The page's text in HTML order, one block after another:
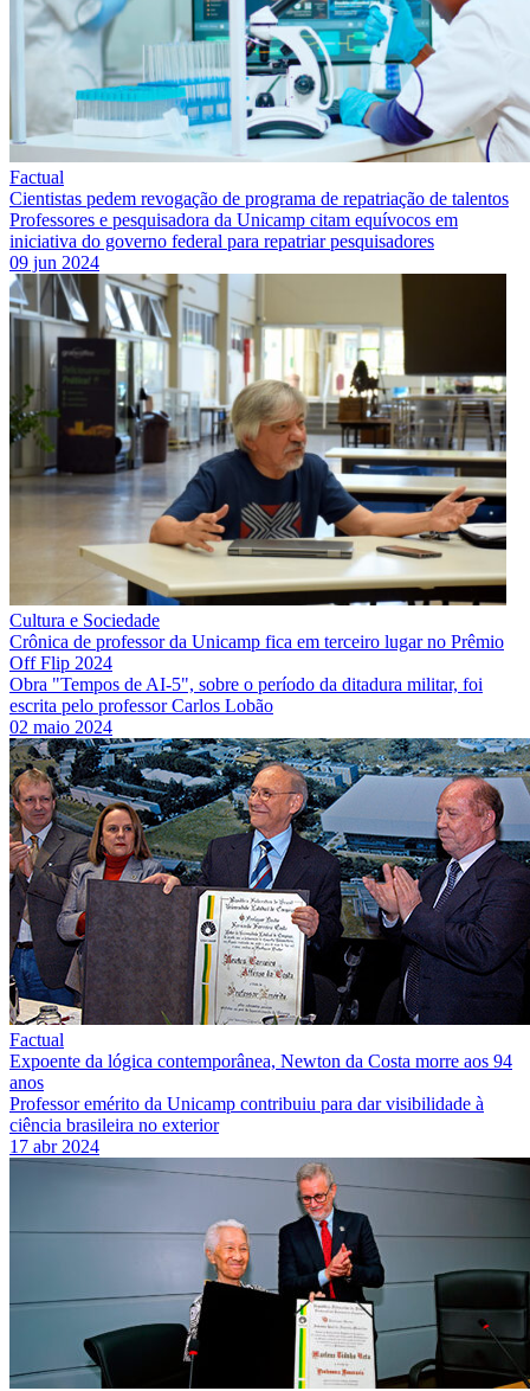
Factual
Cientistas pedem revogação de programa de repatriação de talentos
Professores e pesquisadora da Unicamp citam equívocos em
iniciativa do governo federal para repatriar pesquisadores
09 jun 2024
Cultura e Sociedade
Crônica de professor da Unicamp fica em terceiro lugar no Prêmio
Off Flip 2024
Obra "Tempos de AI-5", sobre o período da ditadura militar, foi
escrita pelo professor Carlos Lobão
02 maio 2024
Factual
Expoente da lógica contemporânea, Newton da Costa morre aos 94
anos
Professor emérito da Unicamp contribuiu para dar visibilidade à
ciência brasileira no exterior
17 abr 2024